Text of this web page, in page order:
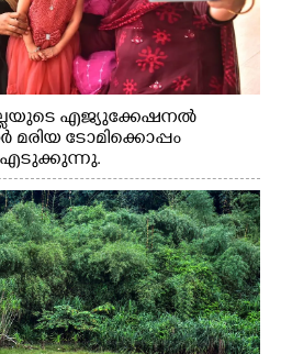
എജ്യുക്കേഷനൽ
ടോമിക്കൊപ്പം
എടുക്കുന്നു.